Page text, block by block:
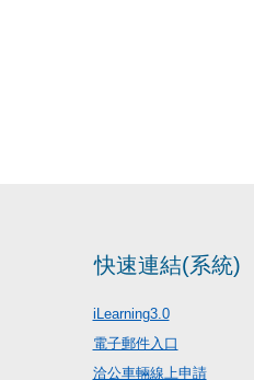
快速連結(系統)
iLearning3.0
電子郵件入口
洽公車輛線上申請